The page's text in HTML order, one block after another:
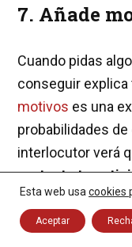
7. Añade
Cuando pidas
conseguir
motivos es una
probabilidades
interlocutor verá
sustenta tu
Fíjate en estos
Esta web usa cookies
Aceptar